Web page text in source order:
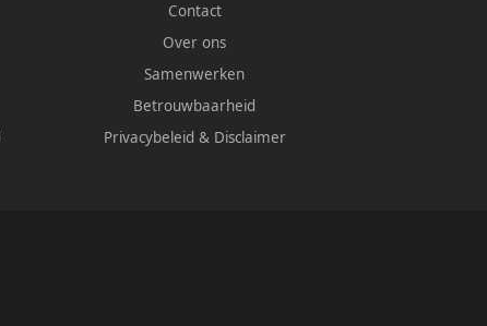
Contact
Over ons
Samenwerken
Betrouwbaarheid
Privacybeleid & Disclaimer